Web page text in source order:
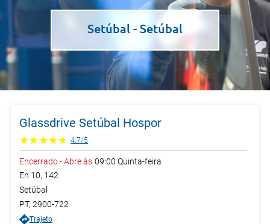
Setúbal - Setúbal
Glassdrive Setúbal Hospor
4.7/5
Encerrado-Abre às 09:00 Quinta-feira
En 10, 142
Setúbal
PT, 2900-722
Trajeto